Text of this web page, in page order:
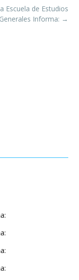
Escuela de Estudios
Generales Informa: →